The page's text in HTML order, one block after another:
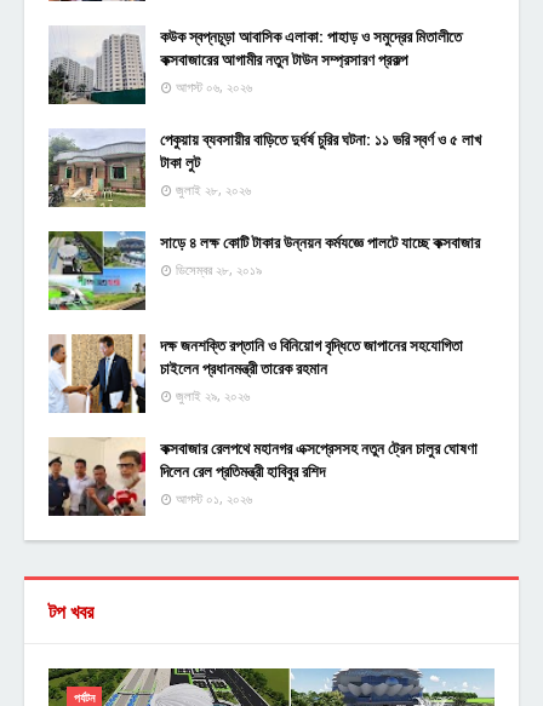
কউক স্বপ্নচূড়া আবাসিক এলাকা: পাহাড় ও সমুদ্রের মিতালীতে
কক্সবাজারের আগামীর নতুন টাউন সম্প্রসারণ প্রকল্প
আগস্ট ০৬, ২০২৬
পেকুয়ায় ব্যবসায়ীর বাড়িতে দুর্ধর্ষ চুরির ঘটনা: ১১ ভরি স্বর্ণ ও ৫ লাখ
টাকা লুট
জুলাই ২৮, ২০২৬
সাড়ে ৪ লক্ষ কোটি টাকার উন্নয়ন কর্মযজ্ঞে পালটে যাচ্ছে কক্সবাজার
ডিসেম্বর ২৮, ২০১৯
দক্ষ জনশক্তি রপ্তানি ও বিনিয়োগ বৃদ্ধিতে জাপানের সহযোগিতা
চাইলেন প্রধানমন্ত্রী তারেক রহমান
জুলাই ২৯, ২০২৬
কক্সবাজার রেলপথে মহানগর এক্সপ্রেসসহ নতুন ট্রেন চালুর ঘোষণা
দিলেন রেল প্রতিমন্ত্রী হাবিবুর রশিদ
আগস্ট ০১, ২০২৬
টপ খবর
পর্যটন